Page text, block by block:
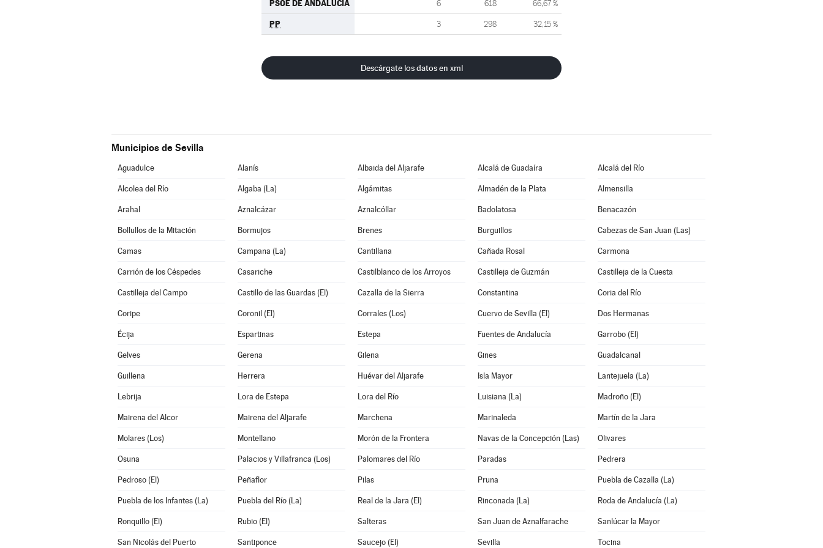
PSOE DE ANDALUCIA 6 618 66,67 %
PP 3 298 32,15 %
Descárgate los datos en xml
Municipios de Sevilla
Aguadulce Alanís Albaida del Aljarafe Alcalá de Guadaíra Alcalá del Río
Alcolea del Río Algaba (La) Algámitas Almadén de la Plata Almensilla
Arahal Aznalcázar Aznalcóllar Badolatosa Benacazón
Bollullos de la Mitación Bormujos Brenes Burguillos Cabezas de San Juan (Las)
Camas Campana (La) Cantillana Cañada Rosal Carmona
Carrión de los Céspedes Casariche Castilblanco de los Arroyos Castilleja de Guzmán Castilleja de la Cuesta
Castilleja del Campo Castillo de las Guardas (El) Cazalla de la Sierra Constantina Coria del Río
Coripe Coronil (El) Corrales (Los) Cuervo de Sevilla (El) Dos Hermanas
Écija Espartinas Estepa Fuentes de Andalucía Garrobo (El)
Gelves Gerena Gilena Gines Guadalcanal
Guillena Herrera Huévar del Aljarafe Isla Mayor Lantejuela (La)
Lebrija Lora de Estepa Lora del Río Luisiana (La) Madroño (El)
Mairena del Alcor Mairena del Aljarafe Marchena Marinaleda Martín de la Jara
Molares (Los) Montellano Morón de la Frontera Navas de la Concepción (Las) Olivares
Osuna Palacios y Villafranca (Los) Palomares del Río Paradas Pedrera
Pedroso (El) Peñaflor Pilas Pruna Puebla de Cazalla (La)
Puebla de los Infantes (La) Puebla del Río (La) Real de la Jara (El) Rinconada (La) Roda de Andalucía (La)
Ronquillo (El) Rubio (El) Salteras San Juan de Aznalfarache Sanlúcar la Mayor
San Nicolás del Puerto Santiponce Saucejo (El) Sevilla Tocina